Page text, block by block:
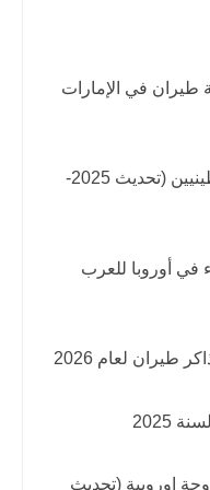
في الإمارات
الدول التي تقبل لجوء الفلسطينيين (تحديث 2025-
في أوروبا للعرب
زوجة اوروبية (تحديث